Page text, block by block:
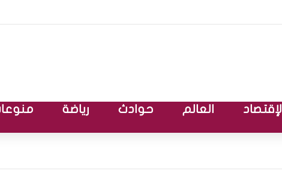
الإقتصاد العالم حوادث رياضة